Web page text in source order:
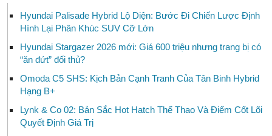
Hyundai Palisade Hybrid Lộ Diện: Bước Đi Chiến Lược Định
Hình Lại Phân Khúc SUV Cỡ Lớn
Hyundai Stargazer 2026 mới: Giá 600 triệu nhưng trang bị có
“ăn đứt” đối thủ?
Omoda C5 SHS: Kịch Bản Cạnh Tranh Của Tân Binh Hybrid
Hạng B+
Lynk & Co 02: Bản Sắc Hot Hatch Thể Thao Và Điểm Cốt Lõi
Quyết Định Giá Trị